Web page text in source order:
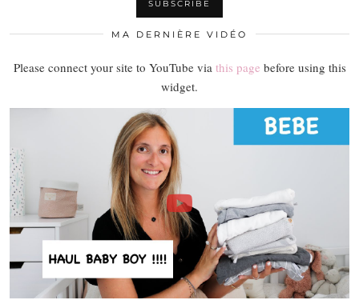
MA DERNIÈRE VIDÉO
Please connect your site to YouTube via this page before using this
widget.